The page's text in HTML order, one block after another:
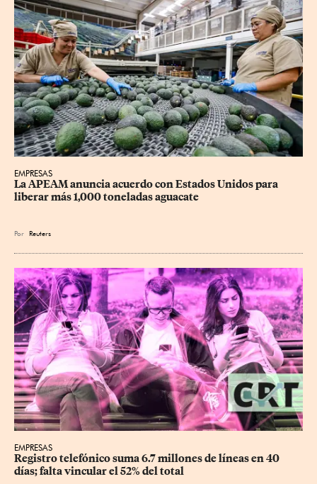
EMPRESAS
La APEAM anuncia acuerdo con Estados Unidos para
liberar más 1,000 toneladas aguacate
Por Reuters
EMPRESAS
Registro telefónico suma 6.7 millones de líneas en 40
días; falta vincular el 52% del total